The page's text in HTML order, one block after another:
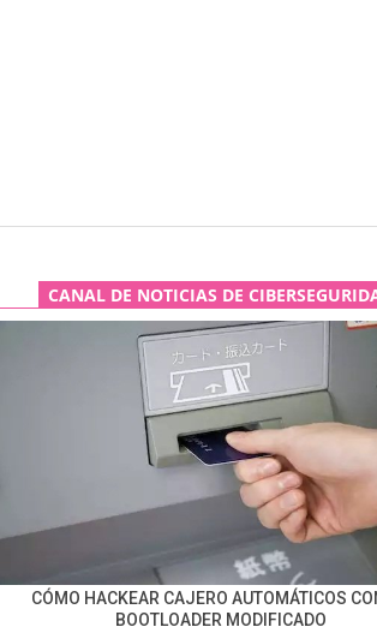
CANAL DE NOTICIAS DE
CÓMO HACKEAR CAJERO AUTOMÁTICOS
BOOTLOADER MODIFICADO